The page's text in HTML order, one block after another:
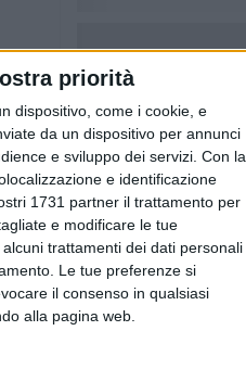
priorità
dispositivo, come i cookie, e
da un dispositivo per annunci
e sviluppo dei servizi. Con la
e identificazione
1731 partner il trattamento per
e modificare le tue
trattamenti dei dati personali
Le tue preferenze si
il consenso in qualsiasi
alla pagina web.